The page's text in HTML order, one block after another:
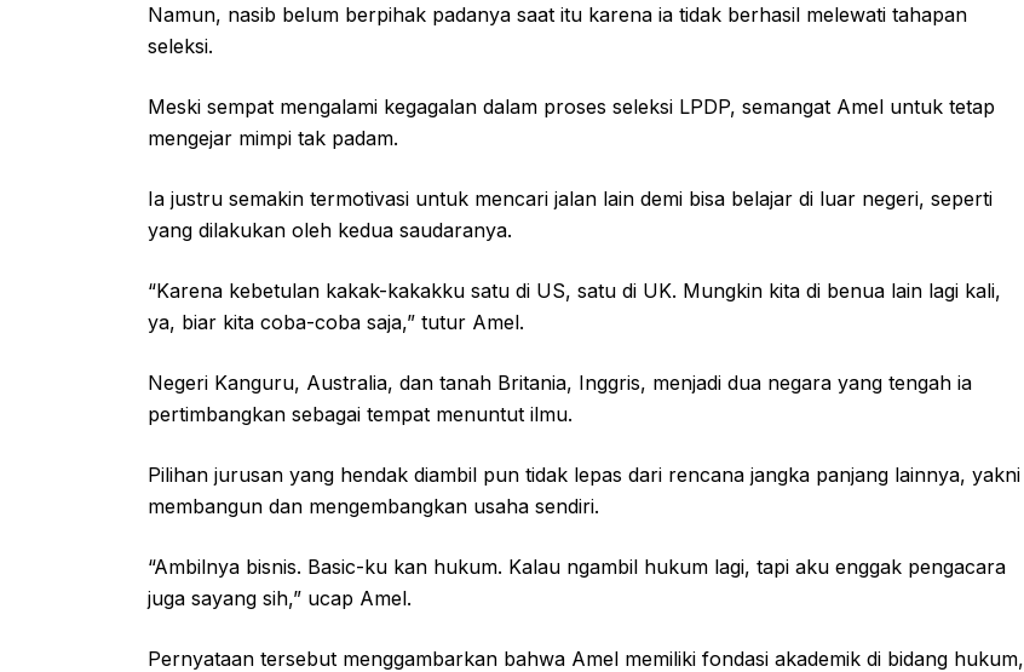
Namun, nasib belum berpihak padanya saat itu karena ia tidak berhasil melewati tahapan
seleksi.
Meski sempat mengalami kegagalan dalam proses seleksi LPDP, semangat Amel untuk tetap
mengejar mimpi tak padam.
Ia justru semakin termotivasi untuk mencari jalan lain demi bisa belajar di luar negeri, seperti
yang dilakukan oleh kedua saudaranya.
“Karena kebetulan kakak-kakakku satu di US, satu di UK. Mungkin kita di benua lain lagi kali,
ya, biar kita coba-coba saja,” tutur Amel.
Negeri Kanguru, Australia, dan tanah Britania, Inggris, menjadi dua negara yang tengah ia
pertimbangkan sebagai tempat menuntut ilmu.
Pilihan jurusan yang hendak diambil pun tidak lepas dari rencana jangka panjang lainnya, yakni
membangun dan mengembangkan usaha sendiri.
“Ambilnya bisnis. Basic-ku kan hukum. Kalau ngambil hukum lagi, tapi aku enggak pengacara
juga sayang sih,” ucap Amel.
Pernyataan tersebut menggambarkan bahwa Amel memiliki fondasi akademik di bidang hukum,